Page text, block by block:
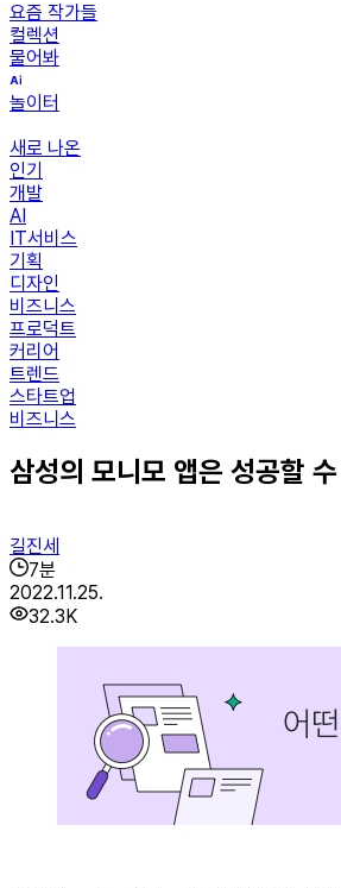
요즘 작가들
컬렉션
물어봐
놀이터
새로 나온
인기
개발
AI
IT서비스
기획
디자인
비즈니스
프로덕트
커리어
트렌드
스타트업
비즈니스
삼성의 모니모 앱은 성공할
길진세
7분
2022.11.25.
32.3K